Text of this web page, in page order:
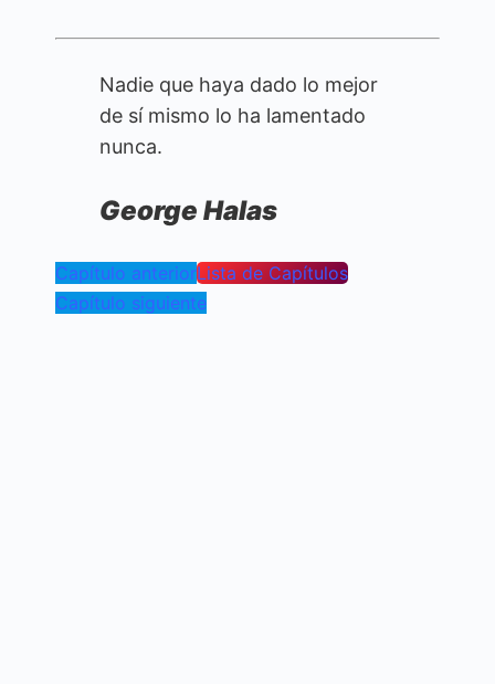
Nadie que haya dado lo mejor
de sí mismo lo ha lamentado
nunca.
George Halas
Capítulo anteriorLista de Capítulos
Capítulo siguiente